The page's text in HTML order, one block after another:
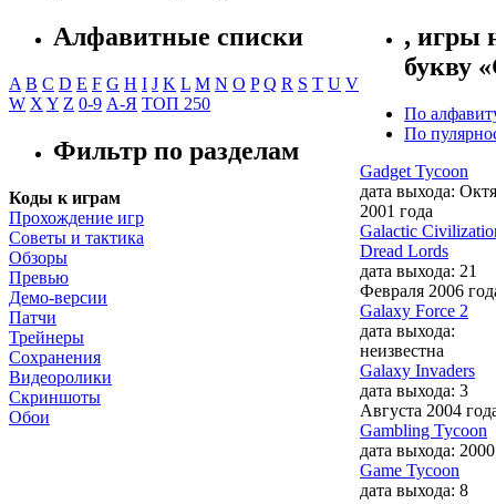
Алфавитные списки
A B C D E F G H I J K L M N O P Q R S T U V
W X Y Z 0-9 А-Я ТОП 250
Фильтр по разделам
Коды к играм
Прохождение игр
Советы и тактика
Обзоры
Превью
Демо-версии
Патчи
Трейнеры
Сохранения
Видеоролики
Скриншоты
Обои
, игры
букву
По
По
Gadget Tycoon
дата выхода:
2001 года
Galactic
Dread Lords
дата выхода: 21
Февраля 2006
Galaxy Force 2
дата выхода:
неизвестна
Galaxy Invaders
дата выхода: 3
Августа 2004
Gambling Tycoon
дата выхода:
Game Tycoon
дата выхода: 8